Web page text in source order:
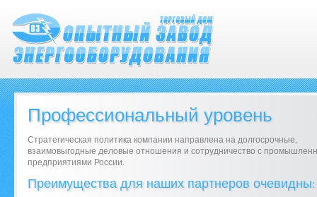
Профессиональный уровень
Стратегическая политика компании направлена на долгосрочные,
взаимовыгодные деловые отношения и сотрудничество с
предприятиями России.
Преимущества для наших партнеров очевидны: